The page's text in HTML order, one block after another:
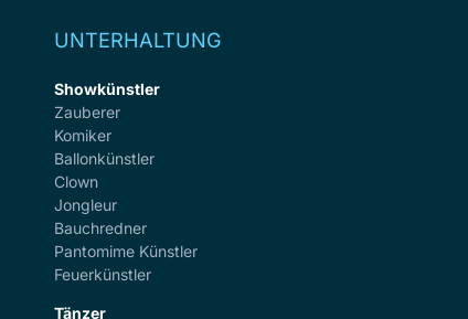
UNTERHALTUNG
Showkünstler
Zauberer
Komiker
Ballonkünstler
Clown
Jongleur
Bauchredner
Pantomime Künstler
Feuerkünstler
Tänzer